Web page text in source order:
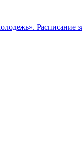
Расписание